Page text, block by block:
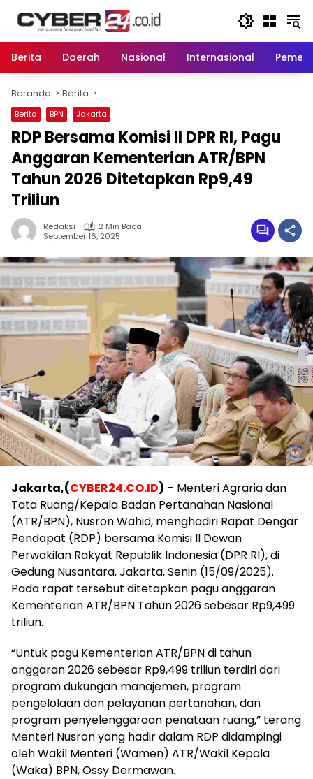
Berita
Daerah Nasional Internasional
Beranda Berita
Berita BPN Jakarta
RDP Bersama Komisi II DPR RI, Pagu
Anggaran Kementerian ATR/BPN
Tahun 2026 Ditetapkan Rp9,49
Triliun
Redaksi
2 Min Baca
September 16, 2025
Jakarta,(CYBER24.CO.ID) – Menteri Agraria dan
Tata Ruang/Kepala Badan Pertanahan Nasional
(ATR/BPN), Nusron Wahid, menghadiri Rapat Dengar
Pendapat (RDP) bersama Komisi II Dewan
Perwakilan Rakyat Republik Indonesia (DPR RI), di
Gedung Nusantara, Jakarta, Senin (15/09/2025).
Pada rapat tersebut ditetapkan pagu anggaran
Kementerian ATR/BPN Tahun 2026 sebesar Rp9,499
triliun.
“Untuk pagu Kementerian ATR/BPN di tahun
anggaran 2026 sebesar Rp9,499 triliun terdiri dari
program dukungan manajemen, program
pengelolaan dan pelayanan pertanahan, dan
program penyelenggaraan penataan ruang,” terang
Menteri Nusron yang hadir dalam RDP didampingi
oleh Wakil Menteri (Wamen) ATR/Wakil Kepala
(Waka) BPN, Ossy Dermawan.